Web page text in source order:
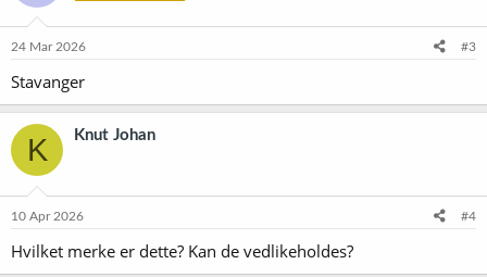
24 Mar 2026 #3
Stavanger
K Knut Johan
10 Apr 2026 #4
Hvilket merke er dette? Kan de vedlikeholdes?